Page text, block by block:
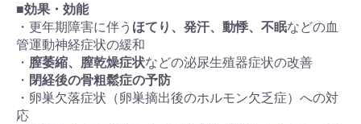
■効果・効能
・更年期障害に伴う ほてり、発汗、動悸、不眠などの血
管運動神経症状の緩和
・ 膣萎縮、膣乾燥症状などの泌尿生殖器症状の改善
・ 閉経後の骨粗鬆症の予防
・卵巣欠落症状（卵巣摘出後のホルモン欠乏症）への対
応